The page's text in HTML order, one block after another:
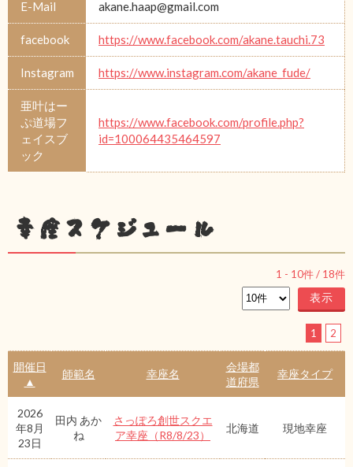
E-Mail akane.haap@gmail.com
facebook https://www.facebook.com/akane.tauchi.73
Instagram https://www.instagram.com/akane_fude/
亜叶はー
ぷ道場フ
ェイスブ
ック
https://www.facebook.com/profile.php?
id=100064435464597
幸座スケジュール
1 - 10件 / 18件
1 2
開催日
▲
師範名 幸座名
会場都
道府県
幸座タイプ
2026
年8月
23日
田内 あか
ね
さっぽろ創世スクエ
ア幸座（R8/8/23）
北海道 現地幸座